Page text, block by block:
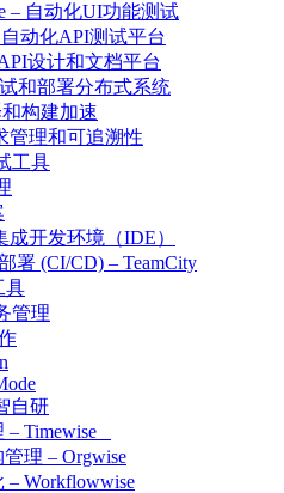
– 自动化UI功能测试
动化API测试平台
设计和文档平台
和部署分布式系统
构建加速
管理和可追溯性
工具
成开发环境（IDE）
署 (CI/CD) – TeamCity
具
管理
自研
– Timewise
理 – Orgwise
– Workflowwise